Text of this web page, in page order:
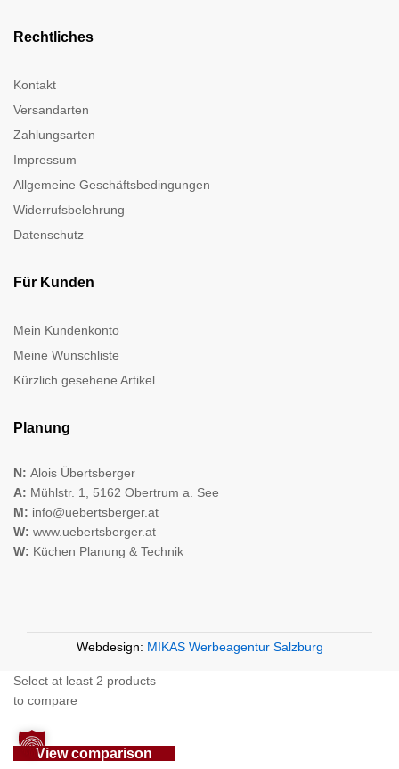
Rechtliches
Kontakt
Versandarten
Zahlungsarten
Impressum
Allgemeine Geschäftsbedingungen
Widerrufsbelehrung
Datenschutz
Für Kunden
Mein Kundenkonto
Meine Wunschliste
Kürzlich gesehene Artikel
Planung
N: Alois Übertsberger
A: Mühlstr. 1, 5162 Obertrum a. See
M: info@uebertsberger.at
W: www.uebertsberger.at
W: Küchen Planung & Technik
Webdesign: MIKAS Werbeagentur Salzburg
Select at least 2 products
to compare
View comparison